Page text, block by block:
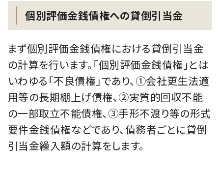
個別評価金銭債権への貸倒引当金
まず個別評価金銭債権における貸倒引当金
の計算を行います。「個別評価金銭債権」とは
いわゆる「不良債権」であり、①会社更生法適
用等の長期棚上げ債権、②実質的回収不能
の一部取立不能債権、③手形不渡り等の形式
要件金銭債権などであり、債務者ごとに貸倒
引当金繰入額の計算をします。